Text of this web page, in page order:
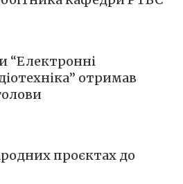
“Електронні
отримав
проєктах до